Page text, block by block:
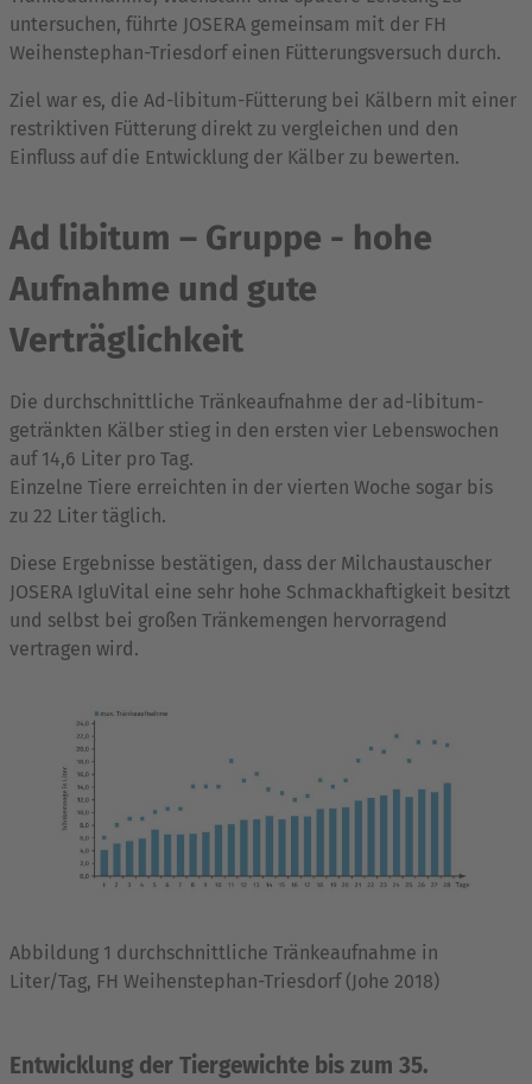
untersuchen, führte JOSERA gemeinsam mit der FH
Weihenstephan-Triesdorf einen Fütterungsversuch durch.
Ziel war es, die Ad-libitum-Fütterung bei Kälbern mit einer
restriktiven Fütterung direkt zu vergleichen und den
Einfluss auf die Entwicklung der Kälber zu bewerten.
Ad libitum – Gruppe - hohe
Aufnahme und gute
Verträglichkeit
Die durchschnittliche Tränkeaufnahme der ad-libitum-
getränkten Kälber stieg in den ersten vier Lebenswochen
auf 14,6 Liter pro Tag.
Einzelne Tiere erreichten in der vierten Woche sogar bis
zu 22 Liter täglich.
Diese Ergebnisse bestätigen, dass der Milchaustauscher
JOSERA IgluVital eine sehr hohe Schmackhaftigkeit besitzt
und selbst bei großen Tränkemengen hervorragend
vertragen wird.
Abbildung 1 durchschnittliche Tränkeaufnahme in
Liter/Tag, FH Weihenstephan-Triesdorf (Johe 2018)
Entwicklung der Tiergewichte bis zum 35.